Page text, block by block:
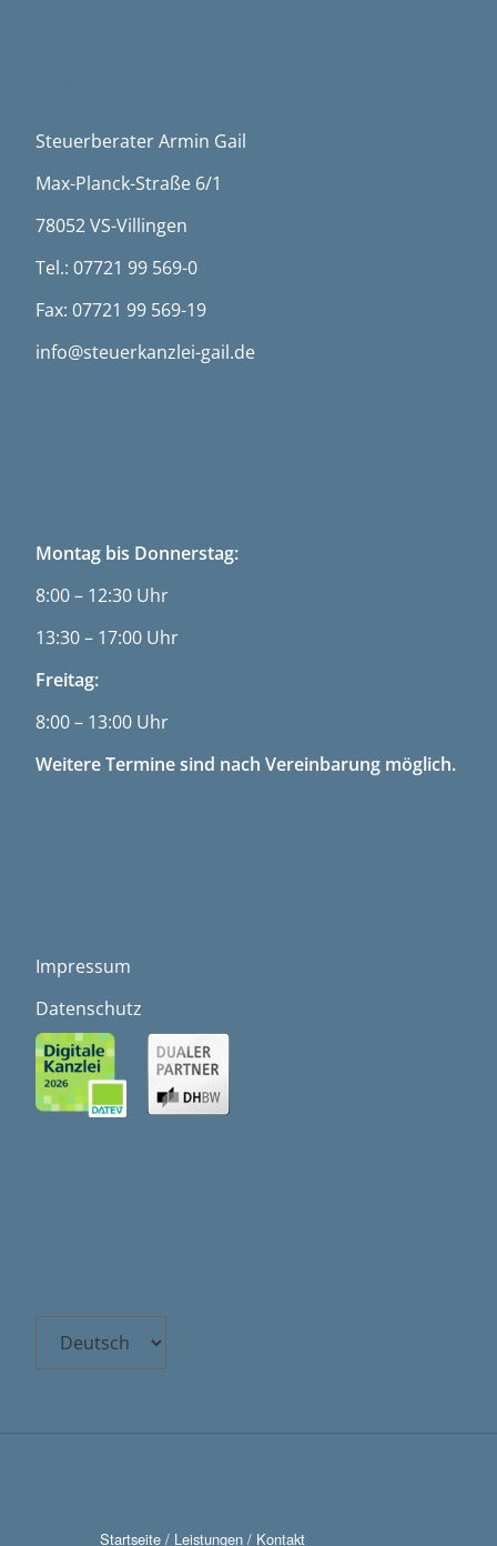
Steuerberater Armin Gail
Max-Planck-Straße 6/1
78052 VS-Villingen
Tel.: 07721 99 569-0
Fax: 07721 99 569-19
info@steuerkanzlei-gail.de
Montag bis Donnerstag:
8:00 – 12:30 Uhr
13:30 – 17:00 Uhr
Freitag:
8:00 – 13:00 Uhr
Weitere Termine sind nach Vereinbarung möglich.
Impressum
Datenschutz
Sprache
Startseite / Leistungen / Kontakt